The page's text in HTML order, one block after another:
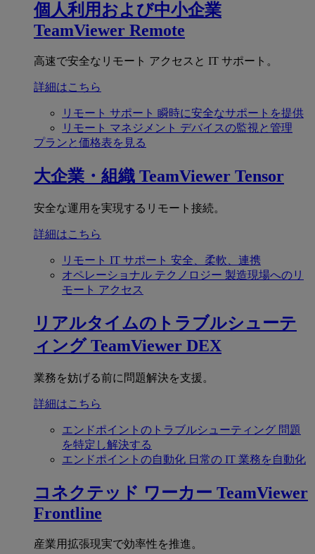
個人利用および中小企業
TeamViewer Remote
高速で安全なリモート アクセスと IT サポート。
詳細はこちら
リモート サポート 瞬時に安全なサポートを提供
リモート マネジメント デバイスの監視と管理
プランと価格表を見る
大企業・組織 TeamViewer Tensor
安全な運用を実現するリモート接続。
詳細はこちら
リモート IT サポート 安全、柔軟、連携
オペレーショナル テクノロジー 製造現場へのリ
モート アクセス
リアルタイムのトラブルシューテ
ィング TeamViewer DEX
業務を妨げる前に問題解決を支援。
詳細はこちら
エンドポイントのトラブルシューティング 問題
を特定し解決する
エンドポイントの自動化 日常の IT 業務を自動化
コネクテッド ワーカー TeamViewer
Frontline
産業用拡張現実で効率性を推進。